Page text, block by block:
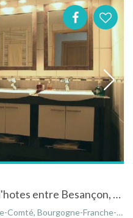
Location gîte et chambres d'hotes entre Besançon, Montbélliard et Baume les Dames
Bourgogne-Franche-Comté, France